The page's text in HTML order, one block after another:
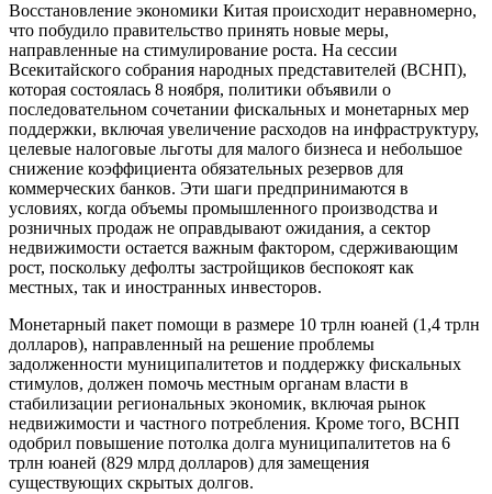
Восстановление экономики Китая происходит неравномерно,
что побудило правительство принять новые меры,
направленные на стимулирование роста. На сессии
Всекитайского собрания народных представителей (ВСНП),
которая состоялась 8 ноября, политики объявили о
последовательном сочетании фискальных и монетарных мер
поддержки, включая увеличение расходов на инфраструктуру,
целевые налоговые льготы для малого бизнеса и небольшое
снижение коэффициента обязательных резервов для
коммерческих банков. Эти шаги предпринимаются в
условиях, когда объемы промышленного производства и
розничных продаж не оправдывают ожидания, а сектор
недвижимости остается важным фактором, сдерживающим
рост, поскольку дефолты застройщиков беспокоят как
местных, так и иностранных инвесторов.
Монетарный пакет помощи в размере 10 трлн юаней (1,4 трлн
долларов), направленный на решение проблемы
задолженности муниципалитетов и поддержку фискальных
стимулов, должен помочь местным органам власти в
стабилизации региональных экономик, включая рынок
недвижимости и частного потребления. Кроме того, ВСНП
одобрил повышение потолка долга муниципалитетов на 6
трлн юаней (829 млрд долларов) для замещения
существующих скрытых долгов.